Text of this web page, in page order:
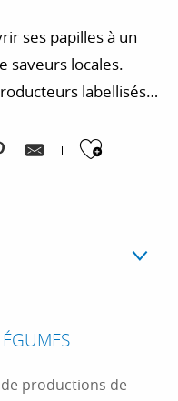
ses papilles à un
saveurs locales.
labellisés
et respectueuse
productions de